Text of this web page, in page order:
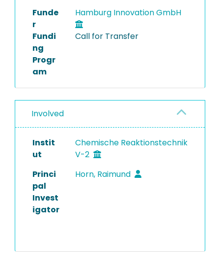
Funde
r
Hamburg Innovation GmbH
Fundi
ng
Progr
am
Call for Transfer
Involved
Instit
ut
Chemische Reaktionstechnik
V-2
Princi
pal
Invest
igator
Horn, Raimund